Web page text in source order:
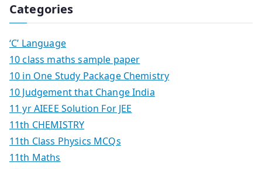
Categories
‘C’ Language
10 class maths sample paper
10 in One Study Package Chemistry
10 Judgement that Change India
11 yr AIEEE Solution For JEE
11th CHEMISTRY
11th Class Physics MCQs
11th Maths